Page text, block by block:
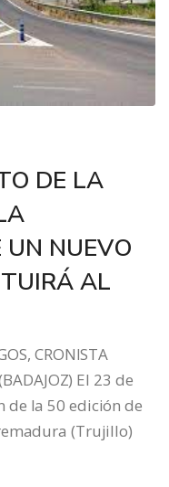
DE LA
UN NUEVO
AL
CRONISTA
El 23 de
de la 50 edición de
(Trujillo)